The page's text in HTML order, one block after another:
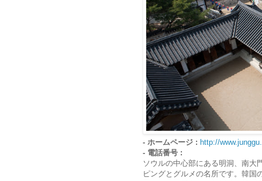
- ホームページ : http://
- 電話番号 :
ソウルの中心部にある明洞、南大
ピングとグルメの名所です。韓国